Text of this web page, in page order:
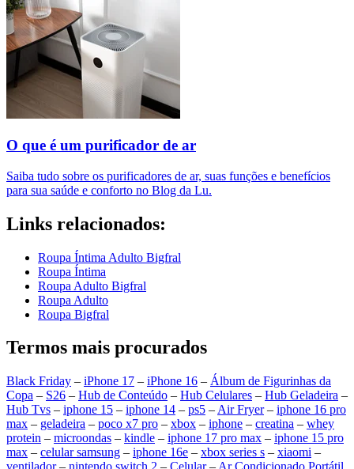
O que é um purificador de ar​
Saiba tudo sobre os purificadores de ar, suas funções e benefícios
para sua saúde e conforto no Blog da Lu.
Links relacionados:
Roupa Íntima Adulto Bigfral
Roupa Íntima
Roupa Adulto Bigfral
Roupa Adulto
Roupa Bigfral
Termos mais procurados
Black Friday – iPhone 17 – iPhone 16 – Álbum de Figurinhas da
Copa – S26 – Hub de Conteúdo – Hub Celulares – Hub Geladeira –
Hub Tvs – iphone 15 – iphone 14 – ps5 – Air Fryer– iphone 16 pro
max – geladeira – poco x7 pro – xbox – iphone – creatina – whey
protein – microondas – kindle – iphone 17 pro max – iphone 15 pro
max – celular samsung – iphone 16e – xbox series s – xiaomi –